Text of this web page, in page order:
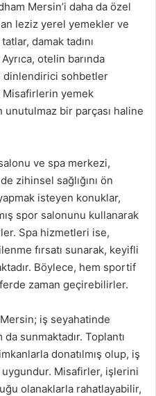
Mersin’i daha da özel
leziz yerel yemekler ve
damak tadını
otelin barında
sohbetler
yemek
unutulmaz bir parçası haline
ve spa merkezi,
zihinsel sağlığını ön
isteyen konuklar,
spor salonunu kullanarak
Spa hizmetleri ise,
fırsatı sunarak, keyifli
Böylece, hem sportif
zaman geçirebilirler.
iş seyahatinde
sunmaktadır. Toplantı
donatılmış olup, iş
Misafirler, işlerini
olanaklarla rahatlayabilir,